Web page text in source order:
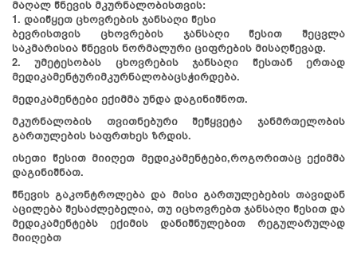
მაღალ წნევის მკურნალობისთვის:
1. დაიწყეთ ცხოვრების ჯანსაღი წესი
ბევრისთვის ცხოვრების ჯანსაღი წესით შეცვლა
საკმარისია წნევის ნორმალური ციფრების მისაღწევად.
2. უმეტესობას ცხოვრების ჯანსაღი წესთან ერთად
მედიკამენტურიმკურნალობაცსჭირდება.
მედიკამენტები ექიმმა უნდა დაგინიშნოთ.
მკურნალობის თვითნებური შეწყვეტა ჯანმრთელობის
გართულების საფრთხეს ზრდის.
ისეთი წესით მიიღეთ მედიკამენტები,როგორითაც ექიმმა
დაგინიშნათ.
წნევის გაკონტროლება და მისი გართულებების თავიდან
აცილება შესაძლებელია, თუ იცხოვრებთ ჯანსაღი წესით და
მედიკამენტებს ექიმის დანიშნულებით რეგულარულად
მიიღებთ